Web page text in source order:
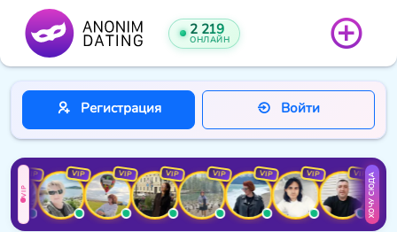
2 219
ОНЛАЙН
Регистрация Войти
VIP
VIP VIP VIP VIP VIP VIP VIP VIP ХОЧУ СЮДА